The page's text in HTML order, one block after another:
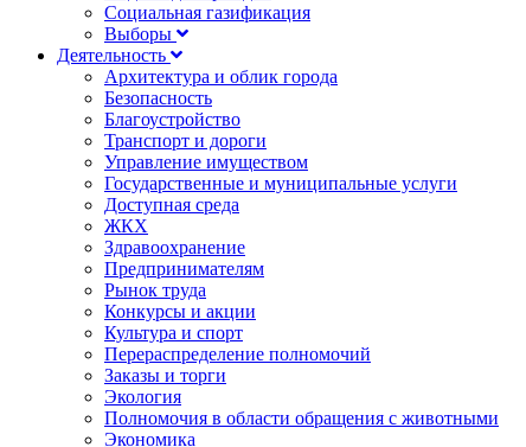
Социальная газификация
Выборы
Деятельность
Архитектура и облик города
Безопасность
Благоустройство
Транспорт и дороги
Управление имуществом
Государственные и муниципальные услуги
Доступная среда
ЖКХ
Здравоохранение
Предпринимателям
Рынок труда
Конкурсы и акции
Культура и спорт
Перераспределение полномочий
Заказы и торги
Экология
Полномочия в области обращения с животными
Экономика